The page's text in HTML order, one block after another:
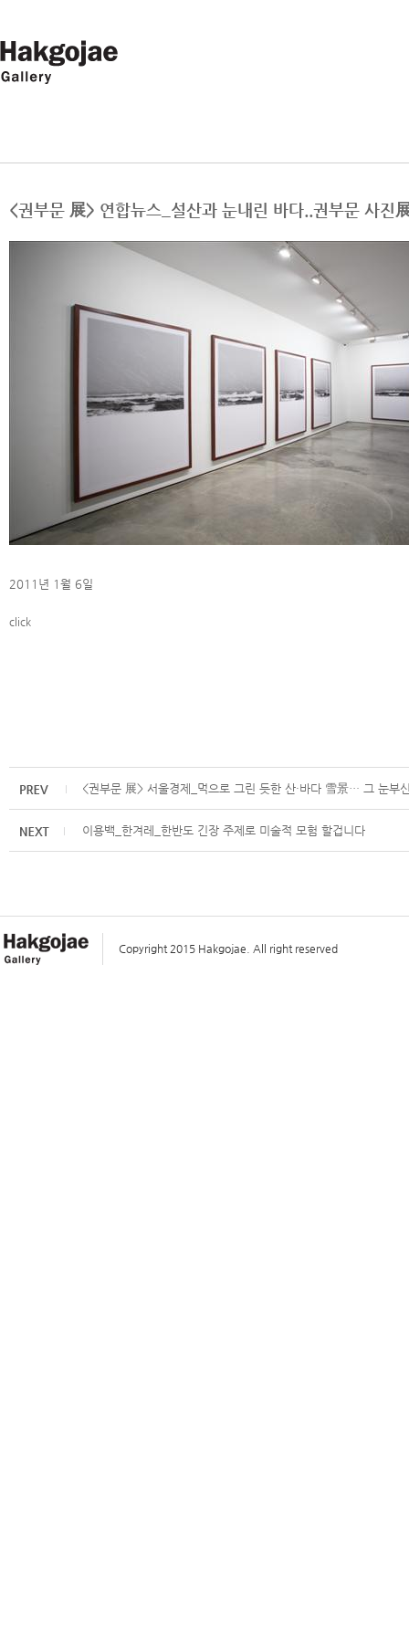
<권부문 展> 연합뉴스_설산과 눈내린 바다..권부문 사진
2011년 1월 6일
click
<권부문 展> 서울경제_먹으로 그린 듯한 산·바다 雪景… 그 눈부
이용백_한겨레_한반도 긴장 주제로 미술적 모험 할겁니다
Copyright 2015 Hakgojae. All right reserved